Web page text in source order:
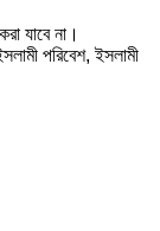
যাবে না।
পরিবেশ, ইসলামী